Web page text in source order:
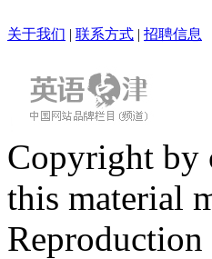
关于我们 | 联系方式 | 招聘信息
Copyright by
this material